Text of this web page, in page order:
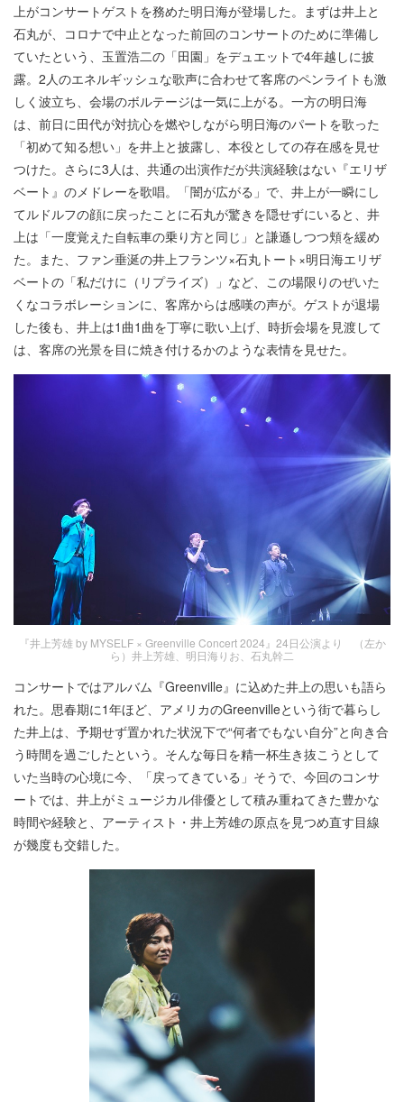
上がコンサートゲストを務めた明日海が登場した。まずは井上と
石丸が、コロナで中止となった前回のコンサートのために準備し
ていたという、玉置浩二の「田園」をデュエットで4年越しに披
露。2人のエネルギッシュな歌声に合わせて客席のペンライトも激
しく波立ち、会場のボルテージは一気に上がる。一方の明日海
は、前日に田代が対抗心を燃やしながら明日海のパートを歌った
「初めて知る想い」を井上と披露し、本役としての存在感を見せ
つけた。さらに3人は、共通の出演作だが共演経験はない『エリザ
ベート』のメドレーを歌唱。「闇が広がる」で、井上が一瞬にし
てルドルフの顔に戻ったことに石丸が驚きを隠せずにいると、井
上は「一度覚えた自転車の乗り方と同じ」と謙遜しつつ頬を緩め
た。また、ファン垂涎の井上フランツ×石丸トート×明日海エリザ
ベートの「私だけに（リプライズ）」など、この場限りのぜいた
くなコラボレーションに、客席からは感嘆の声が。ゲストが退場
した後も、井上は1曲1曲を丁寧に歌い上げ、時折会場を見渡して
は、客席の光景を目に焼き付けるかのような表情を見せた。
『井上芳雄 by MYSELF × Greenville Concert 2024』24日公演より （左か
ら）井上芳雄、明日海りお、石丸幹二
コンサートではアルバム『Greenville』に込めた井上の思いも語ら
れた。思春期に1年ほど、アメリカのGreenvilleという街で暮らし
た井上は、予期せず置かれた状況下で“何者でもない自分”と向き合
う時間を過ごしたという。そんな毎日を精一杯生き抜こうとして
いた当時の心境に今、「戻ってきている」そうで、今回のコンサ
ートでは、井上がミュージカル俳優として積み重ねてきた豊かな
時間や経験と、アーティスト・井上芳雄の原点を見つめ直す目線
が幾度も交錯した。